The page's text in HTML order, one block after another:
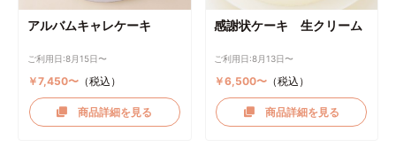
アルバムキャレケーキ
ご利用日:8月15日〜
￥7,450〜（税込）
商品詳細を見る
感謝状ケーキ 生クリーム
ご利用日:8月13日〜
￥6,500〜 （税込）
商品詳細を見る